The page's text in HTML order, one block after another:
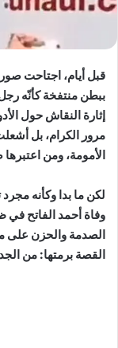
قبل أيام، اجتاحت
ببطن منتفخة كأنّه
إثارة النقاش حول
مرور الكرام، بل
الأمومة، ومن
لكن ما بدا وكأنه
وفاة أحمد الفاتح
الصدمة والحزن على
القصة برمتها: من